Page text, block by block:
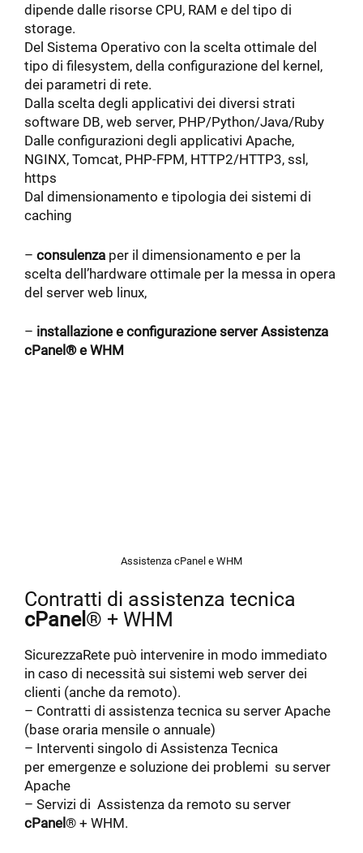
dipende dalle risorse CPU, RAM e del tipo di
storage.
Del Sistema Operativo con la scelta ottimale del
tipo di filesystem, della configurazione del kernel,
dei parametri di rete.
Dalla scelta degli applicativi dei diversi strati
software DB, web server, PHP/Python/Java/Ruby
Dalle configurazioni degli applicativi Apache,
NGINX, Tomcat, PHP-FPM, HTTP2/HTTP3, ssl,
https
Dal dimensionamento e tipologia dei sistemi di
caching
– consulenza per il dimensionamento e per la
scelta dell’hardware ottimale per la messa in opera
del server web linux,
– installazione e configurazione serverAssistenza
cPanel® e WHM
Assistenza cPanel e WHM
Contratti di assistenza tecnica
cPanel ® + WHM
SicurezzaRete può intervenire in modo immediato
in caso di necessità sui sistemi web server dei
clienti (anche da remoto).
– Contratti di assistenza tecnica su server Apache
(base oraria mensile o annuale)
– Interventi singolo di Assistenza Tecnica
per emergenze e soluzione dei problemi su server
Apache
– Servizi di Assistenza da remoto su server
cPanel ® + WHM.